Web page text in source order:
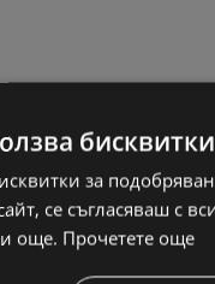
бисквитки
за
се съгласяваш с
още. Прочетете още